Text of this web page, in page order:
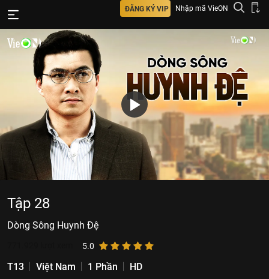
ĐĂNG KÝ VIP Nhập mã VieON
Tập 28
Dòng Sông Huynh Đệ
5.0
T13 Việt Nam 1 Phần
HD